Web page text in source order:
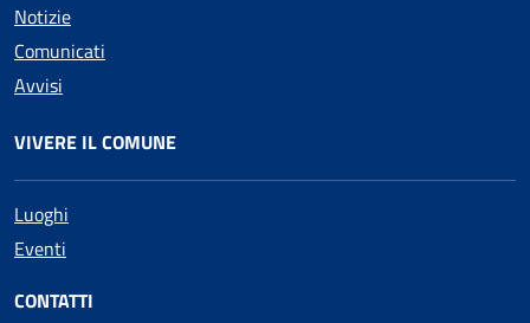
Notizie
Comunicati
Avvisi
VIVERE IL COMUNE
Luoghi
Eventi
CONTATTI